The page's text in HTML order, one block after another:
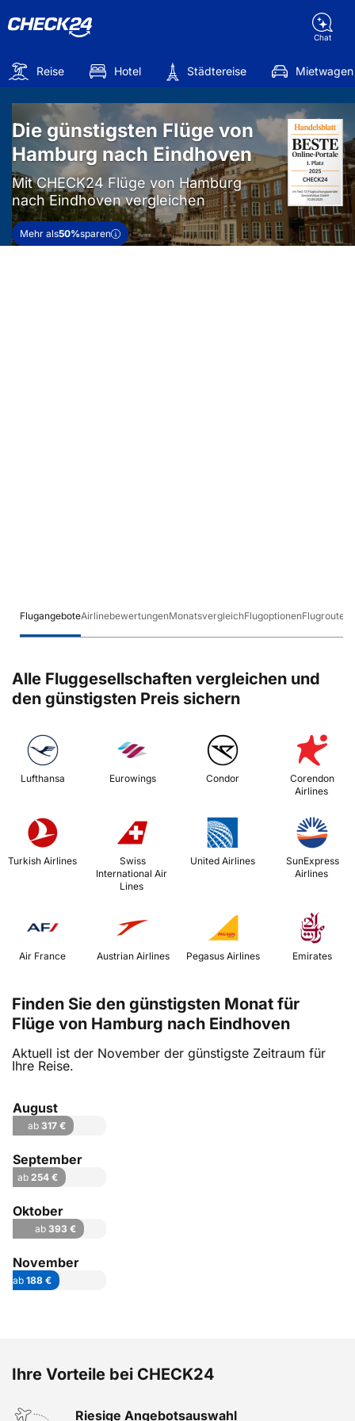
Chat
Reise Hotel Städtereise Mietwagen
Die günstigsten Flüge von
Hamburg nach Eindhoven
Mit CHECK24 Flüge von Hamburg
nach Eindhoven vergleichen
Mehr als50%sparen
FlugangeboteAirlinebewertungenMonatsvergleichFlugoptionenFlugrouten
Alle Fluggesellschaften vergleichen und
den günstigsten Preis sichern
Lufthansa Eurowings Condor
Corendon
Airlines
Turkish Airlines
International Air
Lines
United Airlines
Airlines
Air France Austrian Airlines Emirates
Finden Sie den günstigsten Monat für
Flüge von Hamburg nach Eindhoven
Aktuell ist der November der günstigste Zeitraum für
Ihre Reise.
August
ab 317 €
September
ab 254 €
Oktober
ab 393 €
November
ab 188 €
Ihre Vorteile bei CHECK24
Riesige Angebotsauswahl